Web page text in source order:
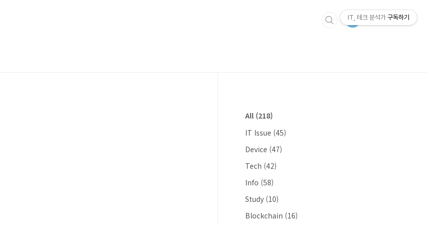
All (218)
IT Issue (45)
Device (47)
Tech (42)
Info (58)
Study (10)
Blockchain (16)
IT, 테크 분석가 구독하기